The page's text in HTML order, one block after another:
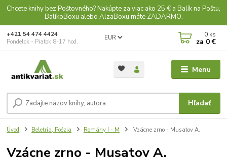
Chcete knihy bez Poštovného? Nakúpte za viac ako 25 € a Balík na Poštu,
BalíkoBoxu alebo AlzaBoxu máte ZADARMO.
Menu
EUR
Hľadať
+421 54 474 4424
Pondelok - Piatok 8-17 hod.
0 ks
za 0 €
Úvod Beletria, Poézia Romány I - M Vzácne zrno - Musatov A.
Vzácne zrno - Musatov A.